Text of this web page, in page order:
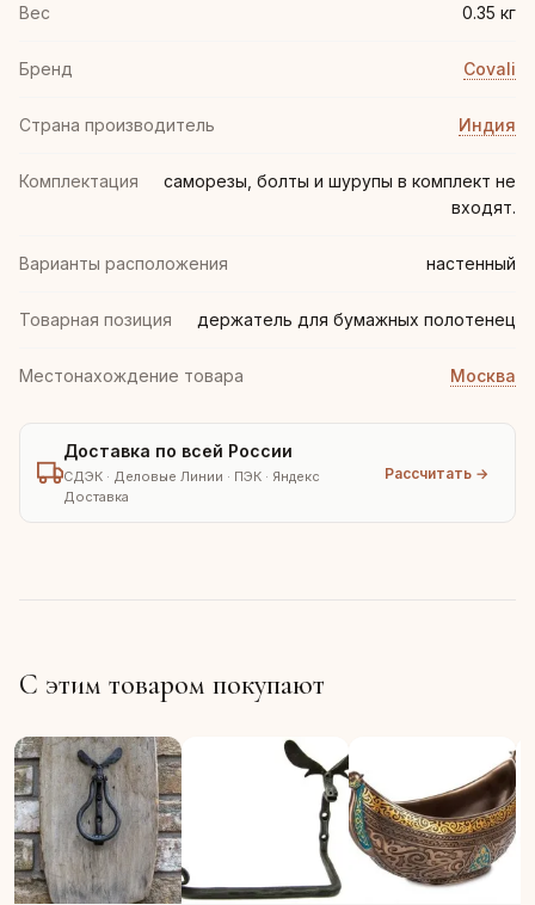
Вес 0.35 кг
Бренд Covali
Страна производитель Индия
Комплектация
саморезы, болты и шурупы в комплект не
входят.
Варианты расположения настенный
Товарная позиция держатель для бумажных полотенец
Местонахождение товара Москва
Доставка по всей России
СДЭК · Деловые Линии · ПЭК · Яндекс
Доставка
Рассчитать →
С этим товаром покупают